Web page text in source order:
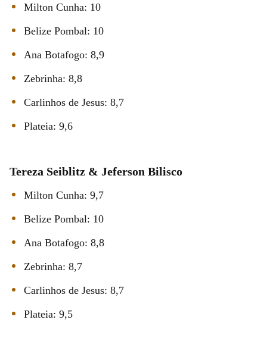
Milton Cunha: 10
Belize Pombal: 10
Ana Botafogo: 8,9
Zebrinha: 8,8
Carlinhos de Jesus: 8,7
Plateia: 9,6
Tereza Seiblitz & Jeferson Bilisco
Milton Cunha: 9,7
Belize Pombal: 10
Ana Botafogo: 8,8
Zebrinha: 8,7
Carlinhos de Jesus: 8,7
Plateia: 9,5